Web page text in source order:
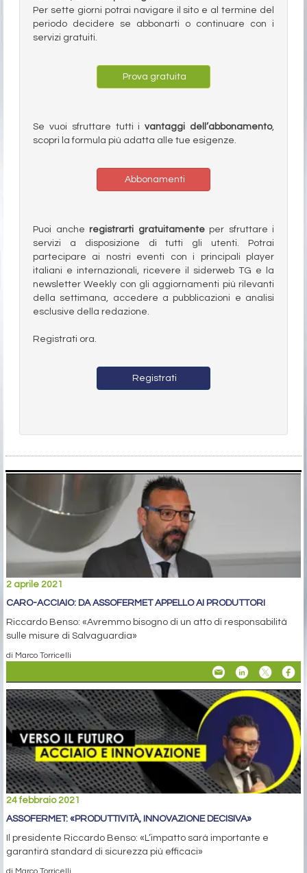
Per sette giorni potrai navigare il sito e al termine del
periodo decidere se abbonarti o continuare con i
servizi gratuiti.
Prova gratuita
Se vuoi sfruttare tutti ivantaggi dell’abbonamento,
scopri la formula più adatta alle tue esigenze.
Abbonamenti
Puoi anche registrarti gratuitamenteper sfruttare i
servizi a disposizione di tutti gli utenti. Potrai
partecipare ai nostri eventi con i principali player
italiani e internazionali, ricevere il siderweb TG e la
newsletter Weekly con gli aggiornamenti più rilevanti
della settimana, accedere a pubblicazioni e analisi
esclusive della redazione.
Registrati ora.
Registrati
2 aprile 2021
CARO-ACCIAIO: DA ASSOFERMET APPELLO AI PRODUTTORI
Riccardo Benso: «Avremmo bisogno di un atto di responsabilità
sulle misure di Salvaguardia»
di Marco Torricelli
24 febbraio 2021
ASSOFERMET: «PRODUTTIVITÀ, INNOVAZIONE DECISIVA»
Il presidente Riccardo Benso: «L’impatto sarà importante e
garantirà standard di sicurezza più efficaci»
di Marco Torricelli